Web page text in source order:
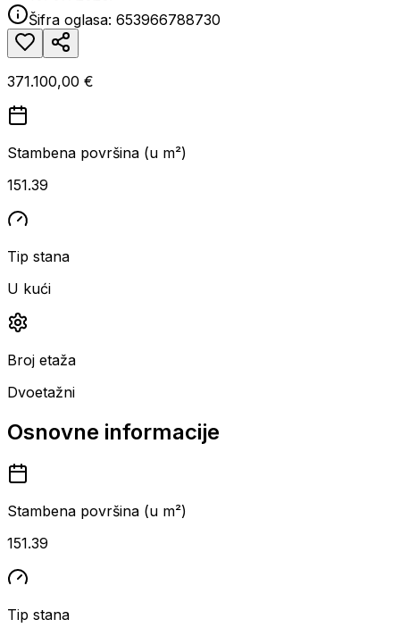
Šifra oglasa: 653966788730
371.100,00 €
Stambena površina (u m²)
151.39
Tip stana
U kući
Broj etaža
Dvoetažni
Osnovne informacije
Stambena površina (u m²)
151.39
Tip stana